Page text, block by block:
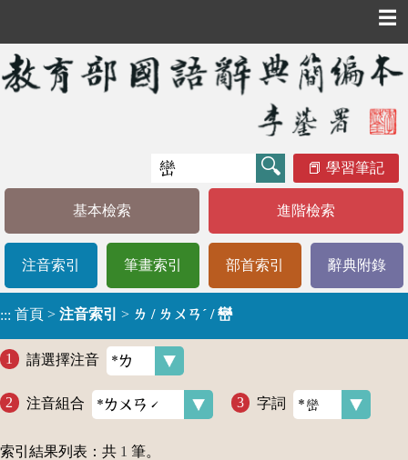
☰
學習筆記
基本檢索 進階檢索
注音索引 筆畫索引 部首索引 辭典附錄
::: 首頁 > 注音索引 > ㄌ / ㄌㄨㄢˊ / 巒
請選擇注音
注音組合 字詞
索引結果列表：共 1 筆。